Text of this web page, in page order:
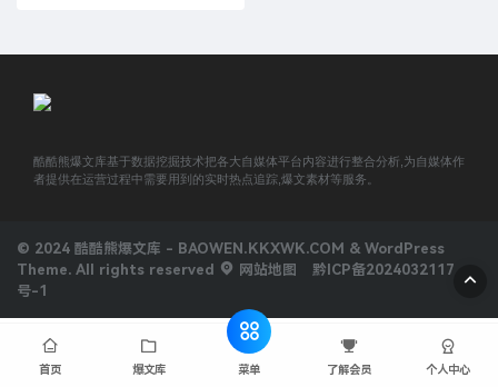
酷酷熊爆文库基于数据挖掘技术把各大自媒体平台内容进行整合分析,为自媒体作
者提供在运营过程中需要用到的实时热点追踪,爆文素材等服务。
© 2024 酷酷熊爆文库 - BAOWEN.KKXWK.COM & WordPress
Theme. All rights reserved
网站地图
黔ICP备2024032117
号-1
首页 爆文库 菜单 了解会员 个人中心